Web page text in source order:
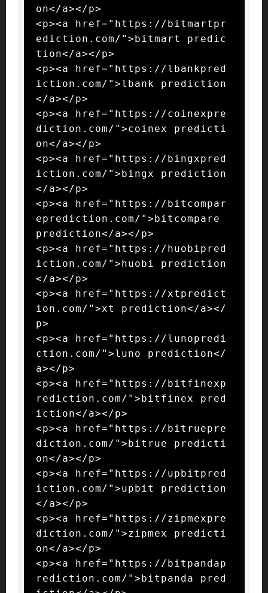
on</a></p>
<p><a href="https://bitmartpr
ediction.com/">bitmart predic
tion</a></p>
<p><a href="https://lbankpred
iction.com/">lbank prediction
</a></p>
<p><a href="https://coinexpre
diction.com/">coinex predicti
on</a></p>
<p><a href="https://bingxpred
iction.com/">bingx prediction
</a></p>
<p><a href="https://bitcompar
eprediction.com/">bitcompare
prediction</a></p>
<p><a href="https://huobipred
iction.com/">huobi prediction
</a></p>
<p><a href="https://xtpredict
ion.com/">xt prediction</a></
p>
<p><a href="https://lunopredi
ction.com/">luno prediction</
a></p>
<p><a href="https://bitfinexp
rediction.com/">bitfinex pred
iction</a></p>
<p><a href="https://bitruepre
diction.com/">bitrue predicti
on</a></p>
<p><a href="https://upbitpred
iction.com/">upbit prediction
</a></p>
<p><a href="https://zipmexpre
diction.com/">zipmex predicti
on</a></p>
<p><a href="https://bitpandap
rediction.com/">bitpanda pred